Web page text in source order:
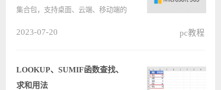
集合包，支持桌面、云端、移动端的
版到微软官方买一个，买完之后不知
道????
2023-07-20 pc教程
LOOKUP、SUMIF函数查找、
求和用法